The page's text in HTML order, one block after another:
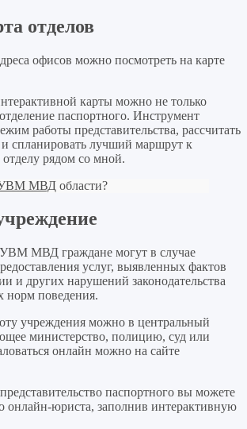
отделов
офисов можно посмотреть на карте
карты можно не только
паспортного. Инструмент
работы представительства, рассчитать
и спланировать лучший маршрут к
рядом со мной.
МВД области?
МВД граждане могут в случае
услуг, выявленных фактов
и других нарушений законодательства
норм поведения.
учреждения можно в центральный
министерство, полицию, суд или
онлайн можно на сайте
паспортного вы можете
онлайн-юриста, заполнив интерактивную